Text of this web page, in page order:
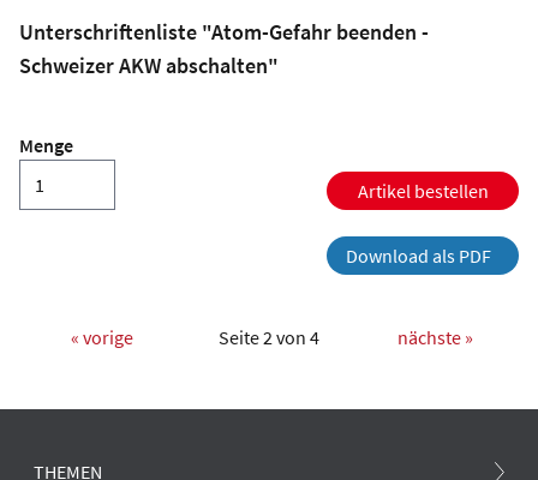
Unterschriftenliste "Atom-Gefahr beenden -
Schweizer AKW abschalten"
Menge
Artikel bestellen
Download als PDF
« vorige Seite 2 von 4 nächste »
THEMEN